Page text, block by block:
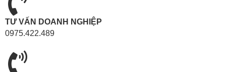
TƯ VẤN DOANH NGHIỆP
0975.422.489